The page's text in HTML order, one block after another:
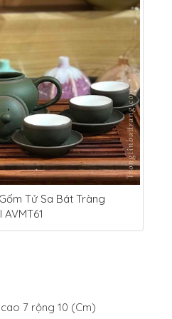
Tử Sa Bát Tràng
7 rộng 10 (Cm)